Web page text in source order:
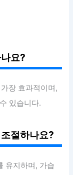
요?
장 효과적이며,
있습니다.
절하나요?
유지하며, 가습